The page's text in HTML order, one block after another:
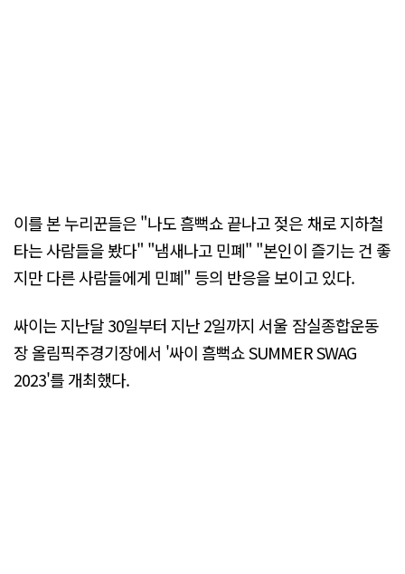
이를 본 누리꾼들은 "나도 흠뻑쇼 끝나고 젖은 채로 지하철
타는 사람들을 봤다" "냄새나고 민폐" "본인이 즐기는 건 좋
지만 다른 사람들에게 민폐" 등의 반응을 보이고 있다.
싸이는 지난달 30일부터 지난 2일까지 서울 잠실종합운동
장 올림픽주경기장에서 '싸이 흠뻑쇼 SUMMER SWAG
2023'를 개최했다.